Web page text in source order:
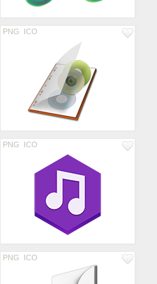
PNG ICO
PNG ICO
PNG ICO